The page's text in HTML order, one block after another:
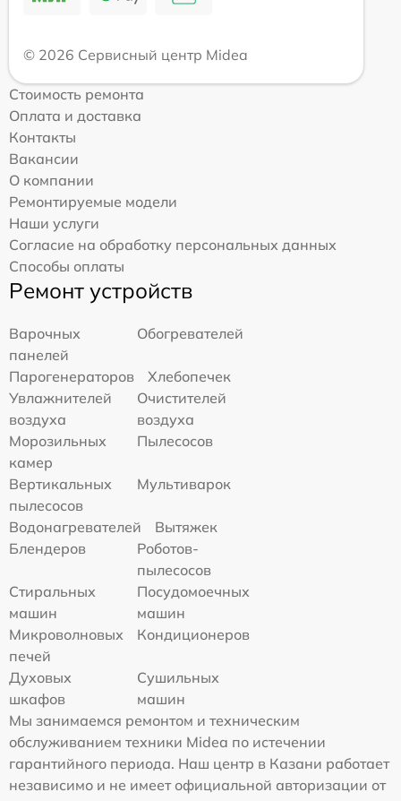
© 2026 Сервисный центр Midea
Стоимость ремонта
Оплата и доставка
Контакты
Вакансии
О компании
Ремонтируемые модели
Наши услуги
Согласие на обработку персональных данных
Способы оплаты
Ремонт устройств
Варочных
панелей
Обогревателей
Парогенераторов
Хлебопечек
Увлажнителей
воздуха
Очистителей
воздуха
Морозильных
камер
Пылесосов
Вертикальных
пылесосов
Мультиварок
Водонагревателей
Вытяжек
Блендеров
Роботов-
пылесосов
Стиральных
машин
Посудомоечных
машин
Микроволновых
печей
Кондиционеров
Духовых
шкафов
Сушильных
машин
Мы занимаемся ремонтом и техническим
обслуживанием техники Midea по истечении
гарантийного периода. Наш центр в Казани работает
независимо и не имеет официальной авторизации от